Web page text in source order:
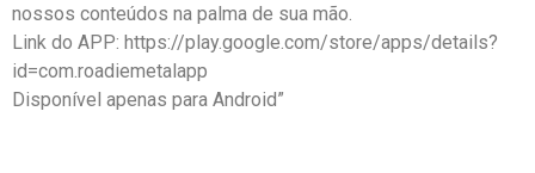
nossos conteúdos na palma de sua mão.
Link do APP: https://play.google.com/store/apps/details?
id=com.roadiemetalapp
Disponível apenas para Android”